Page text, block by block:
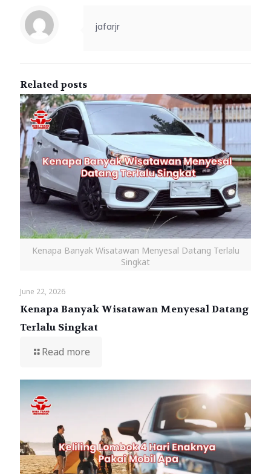
jafarjr
Related posts
Kenapa Banyak Wisatawan Menyesal Datang Terlalu
Singkat
June 22, 2026
Kenapa Banyak Wisatawan Menyesal Datang
Terlalu Singkat
Read more